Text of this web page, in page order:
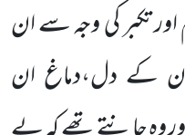
تکبر کی وجہ سے ان
ان کے دل،دماغ ان